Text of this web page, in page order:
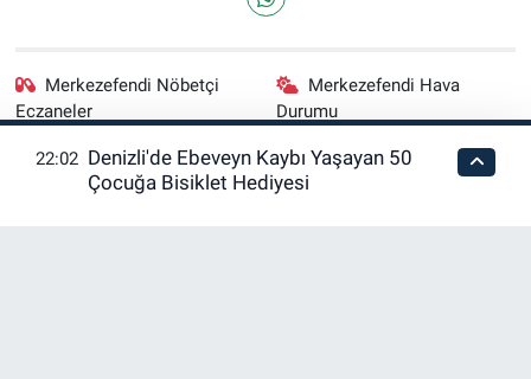
Merkezefendi Nöbetçi
Eczaneler
Merkezefendi Hava
Durumu
Merkezefendi Trafik
Yoğunluk Haritası
Puan Durumu ve Fikstür
22:02 Denizli'de Ebeveyn Kaybı Yaşayan 50
Çocuğa Bisiklet Hediyesi